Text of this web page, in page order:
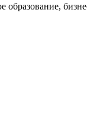
образование,